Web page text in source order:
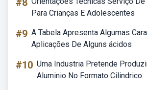
#8
Para Crianças E Adolescentes
#9 A Tabela Apresenta Algumas
Aplicações De Alguns ácidos
#10 Uma Industria Pretende
Aluminio No Formato Cilindrico